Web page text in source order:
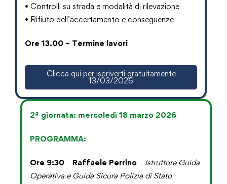
• Controlli su strada e modalità di rilevazione
• Rifiuto dell’accertamento e conseguenze
Ore 13.00 – Termine lavori
Clicca qui per iscriverti gratuitamente
13/03/2026
2ª giornata: mercoledì 18 marzo 2026
PROGRAMMA:
Ore 9:30 – Raffaele Perrino – Istruttore Guida
Operativa e Guida Sicura Polizia di Stato